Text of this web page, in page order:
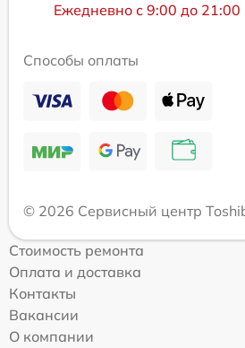
Ежедневно с 9:00 до 21:00
Способы оплаты
© 2026 Сервисный центр
Стоимость ремонта
Оплата и доставка
Контакты
Вакансии
О компании